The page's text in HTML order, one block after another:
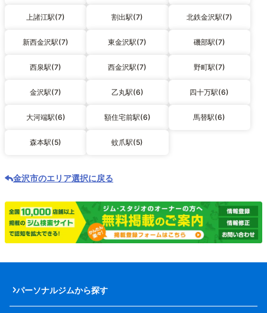
上諸江駅(7) 割出駅(7) 北鉄金沢駅(7)
新西金沢駅(7) 東金沢駅(7) 磯部駅(7)
西泉駅(7) 西金沢駅(7) 野町駅(7)
金沢駅(7) 乙丸駅(6) 四十万駅(6)
大河端駅(6) 額住宅前駅(6) 馬替駅(6)
森本駅(5) 蚊爪駅(5)
金沢市のエリア選択に戻る
パーソナルジムから探す